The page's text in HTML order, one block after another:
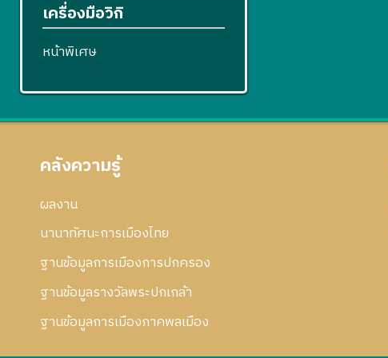
เครื่องมือวิกิ
หน้าพิเศษ
คลังความรู้
ผลงาน
นานาทัศนะการเมืองไทย
ฐานข้อมูลการเมืองการปกครอง
ฐานข้อมูลรางวัลพระปกเกล้า
ฐานข้อมูลการเมืองภาคพลเมือง